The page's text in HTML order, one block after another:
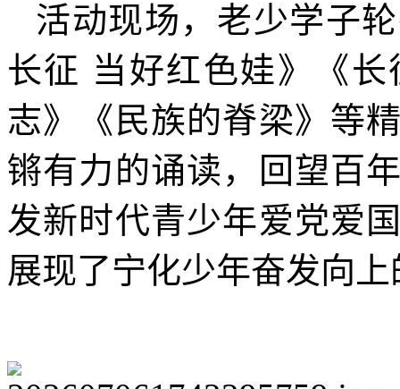
活动现场，老少学子
长征 当好红色娃》《
志》《民族的脊梁》等
锵有力的诵读，回望百
发新时代青少年爱党爱
展现了宁化少年奋发向